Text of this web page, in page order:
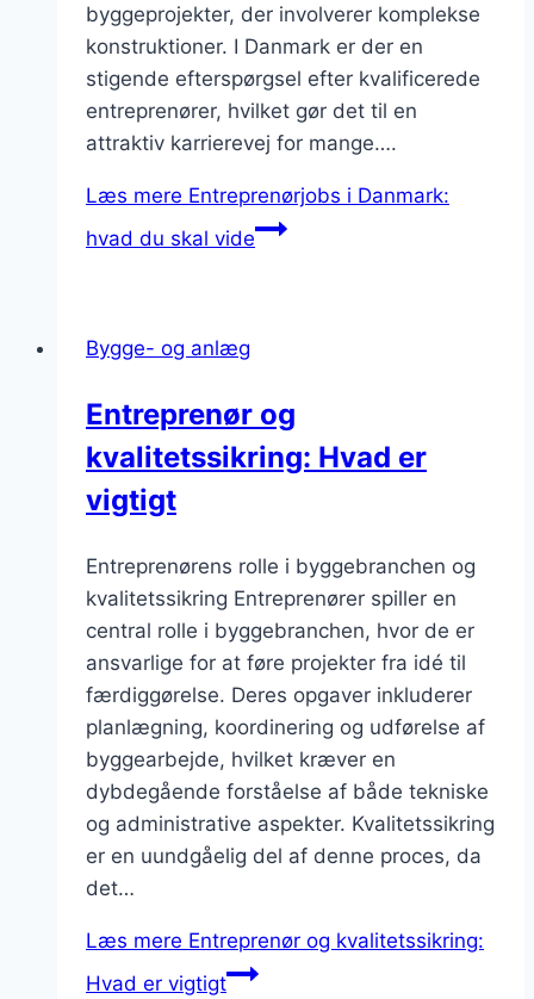
byggeprojekter, der involverer komplekse
konstruktioner. I Danmark er der en
stigende efterspørgsel efter kvalificerede
entreprenører, hvilket gør det til en
attraktiv karrierevej for mange….
Læs mere Entreprenørjobs i Danmark:
hvad du skal vide
Bygge- og anlæg
Entreprenør og
kvalitetssikring: Hvad er
vigtigt
Entreprenørens rolle i byggebranchen og
kvalitetssikring Entreprenører spiller en
central rolle i byggebranchen, hvor de er
ansvarlige for at føre projekter fra idé til
færdiggørelse. Deres opgaver inkluderer
planlægning, koordinering og udførelse af
byggearbejde, hvilket kræver en
dybdegående forståelse af både tekniske
og administrative aspekter. Kvalitetssikring
er en uundgåelig del af denne proces, da
det…
Læs mere Entreprenør og kvalitetssikring:
Hvad er vigtigt